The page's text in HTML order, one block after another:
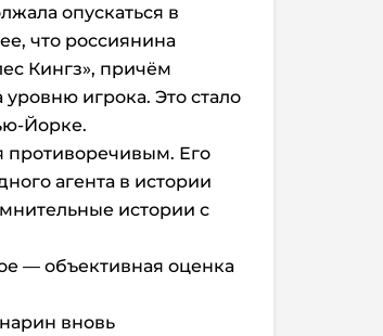
опускаться в
что россиянина
Кингз», причём
уровню игрока. Это стало
Йорке.
противоречивым. Его
агента в истории
истории с
— объективная оценка
вновь